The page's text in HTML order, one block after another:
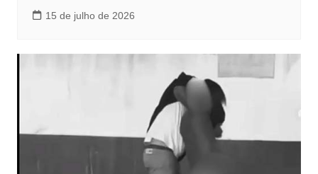
15 de julho de 2026